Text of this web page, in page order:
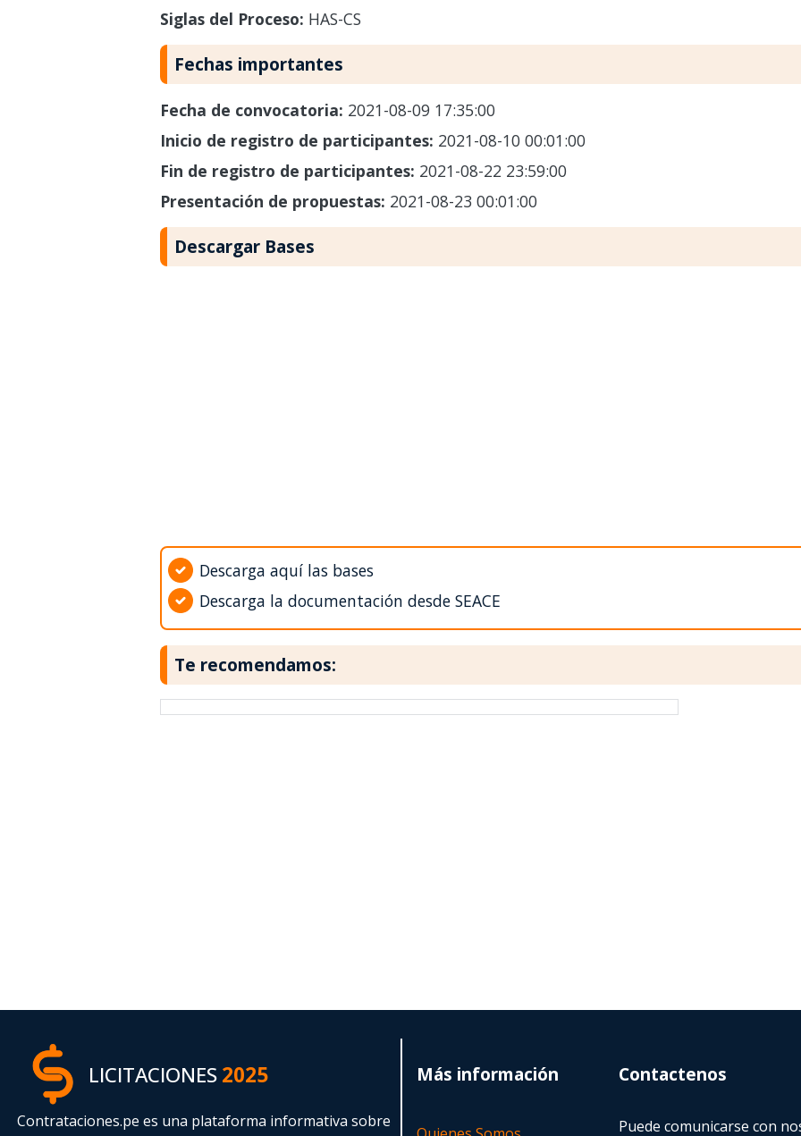
Siglas del Proceso: HAS-CS
Fechas importantes
Fecha de convocatoria: 2021-08-09 17:35:00
Inicio de registro de participantes: 2021-08-10 00:01:00
Fin de registro de participantes: 2021-08-22 23:59:00
Presentación de propuestas: 2021-08-23 00:01:00
Descargar Bases
Descarga aquí las bases
Descarga la documentación desde SEACE
Te recomendamos:
LICITACIONES2025
Contrataciones.pe es una plataforma informativa sobre
Más información Contactenos
Puede comunicarse con